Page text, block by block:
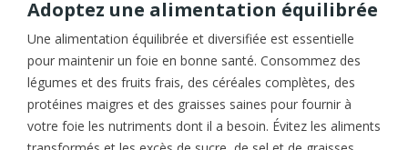
Adoptez une alimentation équilibrée
Une alimentation équilibrée et diversifiée est essentielle
pour maintenir un foie en bonne santé. Consommez des
légumes et des fruits frais, des céréales complètes, des
protéines maigres et des graisses saines pour fournir à
votre foie les nutriments dont il a besoin. Évitez les aliments